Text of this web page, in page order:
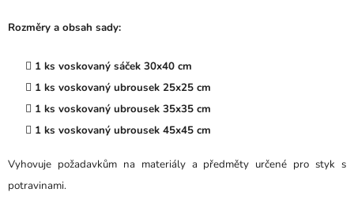
Rozměry a obsah sady:
1 ks voskovaný sáček 30x40 cm
1 ks voskovaný ubrousek 25x25 cm
1 ks voskovaný ubrousek 35x35 cm
1 ks voskovaný ubrousek 45x45 cm
Vyhovuje požadavkům na materiály a předměty určené pro styk s
potravinami.